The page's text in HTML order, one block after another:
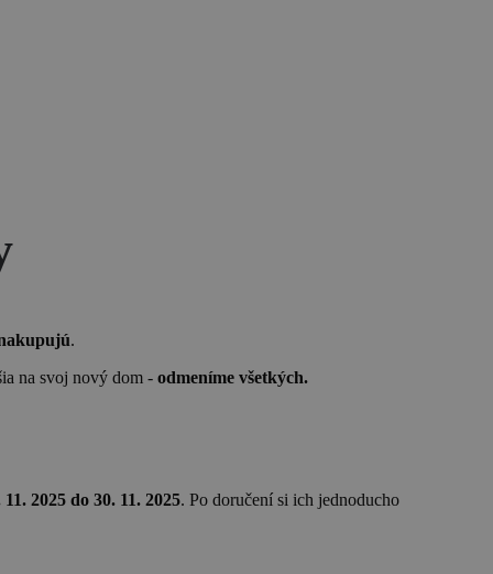
.
na svoj nový dom - odmeníme všetkých.
11. 2025 do 30. 11. 2025. Po doručení si ich jednoducho